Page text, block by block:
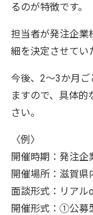
るのが特徴です。
担当者が発注企業
細を決定させてい
今後、2～3か月ご
ますので、具体
さい。
〈例〉
開催時期：発注企
開催場所：滋賀県
面談形式：リアル
開催形式：①公募